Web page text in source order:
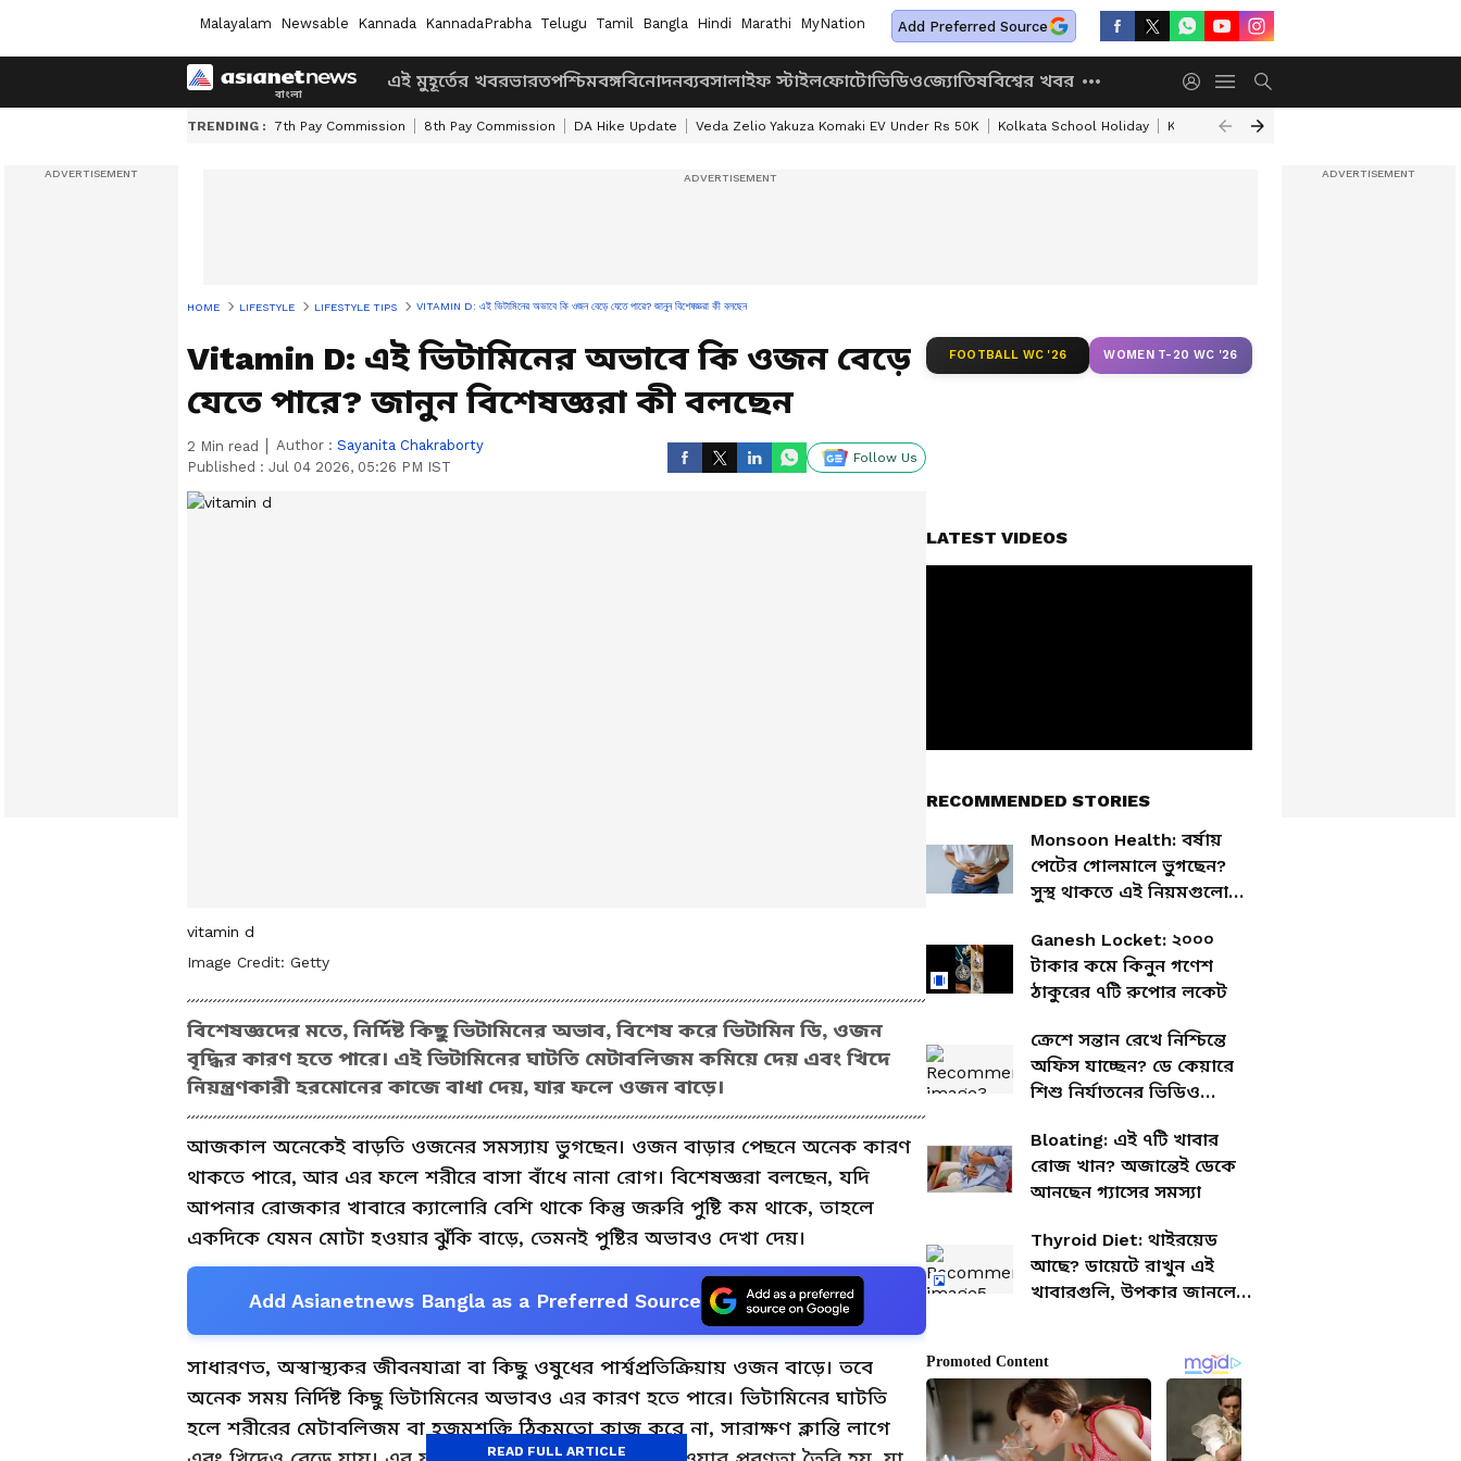
Malayalam Newsable Kannada KannadaPrabha Telugu Tamil Bangla Hindi Marathi MyNation Add Preferred Source
এই মুহূর্তের খবরভারতপশ্চিমবঙ্গবিনোদনব্যবসালাইফ স্টাইলফোটোভিডিওজ্যোতিষবিশ্বের খবর
TRENDING : 7th Pay Commission 8th Pay Commission DA Hike Update Veda Zelio Yakuza Komaki EV Under Rs 50K Kolkata School Holiday Kolkata Weather Update
HOME LIFESTYLE LIFESTYLE TIPS VITAMIN D: এই ভিটামিনের অভাবে কি ওজন বেড়ে যেতে পারে? জানুন বিশেষজ্ঞরা কী বলছেন
Vitamin D: এই ভিটামিনের অভাবে কি ওজন বেড়ে
যেতে পারে? জানুন বিশেষজ্ঞরা কী বলছেন
2 Min read Author : Sayanita Chakraborty
Published : Jul 04 2026, 05:26 PM IST
Follow Us
vitamin d
Image Credit: Getty
বিশেষজ্ঞদের মতে, নির্দিষ্ট কিছু ভিটামিনের অভাব, বিশেষ করে ভিটামিন ডি, ওজন
বৃদ্ধির কারণ হতে পারে। এই ভিটামিনের ঘাটতি মেটাবলিজম কমিয়ে দেয় এবং খিদে
নিয়ন্ত্রণকারী হরমোনের কাজে বাধা দেয়, যার ফলে ওজন বাড়ে।
আজকাল অনেকেই বাড়তি ওজনের সমস্যায় ভুগছেন। ওজন বাড়ার পেছনে অনেক কারণ
থাকতে পারে, আর এর ফলে শরীরে বাসা বাঁধে নানা রোগ। বিশেষজ্ঞরা বলছেন, যদি
আপনার রোজকার খাবারে ক্যালোরি বেশি থাকে কিন্তু জরুরি পুষ্টি কম থাকে, তাহলে
একদিকে যেমন মোটা হওয়ার ঝুঁকি বাড়ে, তেমনই পুষ্টির অভাবও দেখা দেয়।
Add Asianetnews Bangla as a Preferred Source
সাধারণত, অস্বাস্থ্যকর জীবনযাত্রা বা কিছু ওষুধের পার্শ্বপ্রতিক্রিয়ায় ওজন বাড়ে। তবে
অনেক সময় নির্দিষ্ট কিছু ভিটামিনের অভাবও এর কারণ হতে পারে। ভিটামিনের ঘাটতি
হলে শরীরের মেটাবলিজম বা হজমশক্তি ঠিকমতো কাজ করে না, সারাক্ষণ ক্লান্তি লাগে
READ FULL ARTICLE
FOOTBALL WC '26 WOMEN T-20 WC '26
LATEST VIDEOS
RECOMMENDED STORIES
Monsoon Health: বর্ষায়
পেটের গোলমালে ভুগছেন?
সুস্থ থাকতে এই নিয়মগুলো
Ganesh Locket: ২০০০
টাকার কমে কিনুন গণেশ
ঠাকুরের ৭টি রুপোর লকেট
ক্রেশে সন্তান রেখে নিশ্চিন্তে
অফিস যাচ্ছেন? ডে কেয়ারে
শিশু নির্যাতনের ভিডিও
Bloating: এই ৭টি খাবার
রোজ খান? অজান্তেই ডেকে
আনছেন গ্যাসের সমস্যা
Thyroid Diet: থাইরয়েড
আছে? ডায়েটে রাখুন এই
খাবারগুলি, উপকার জানলে